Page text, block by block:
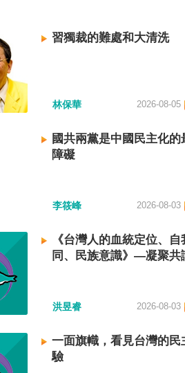
習獨裁的難處和大清洗
林保華 2026-08-05
國共兩黨是中國民主化的
障礙
李筱峰 2026-08-03
《台灣人的血統定位、自
同、民族意識》—凝聚共
洪昱睿 2026-08-03
一面旗幟，看見台灣的民
驗